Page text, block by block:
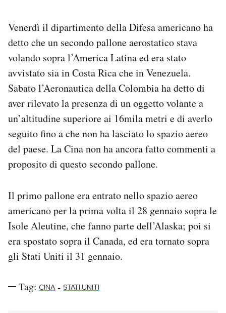
Venerdì il dipartimento della Difesa americano ha
detto che un secondo pallone aerostatico stava
volando sopra l’America Latina ed era stato
avvistato sia in Costa Rica che in Venezuela.
Sabato l’Aeronautica della Colombia ha detto di
aver rilevato la presenza di un oggetto volante a
un’altitudine superiore ai 16mila metri e di averlo
seguito fino a che non ha lasciato lo spazio aereo
del paese. La Cina non ha ancora fatto commenti a
proposito di questo secondo pallone.
Il primo pallone era entrato nello spazio aereo
americano per la prima volta il 28 gennaio sopra le
Isole Aleutine, che fanno parte dell’Alaska; poi si
era spostato sopra il Canada, ed era tornato sopra
gli Stati Uniti il 31 gennaio.
Tag: CINA - STATI UNITI